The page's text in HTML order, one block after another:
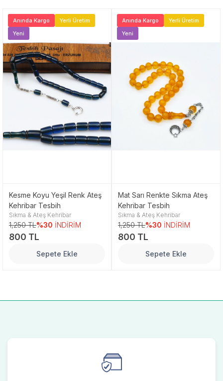
Anında Kargo
Yerli Üretim
Yeni
Kesme Koyu Yeşil Renk Ateş
Kehribar Tesbih
Sıkma & Ateş Kehribar
1,250 TL%30 İNDİRİM
800 TL
Sepete Ekle
Anında Kargo
Yerli Üretim
Yeni
Mat Sarı Renkte Sıkma Ateş
Kehribar Tesbih
Sıkma & Ateş Kehribar
1,250 TL%30 İNDİRİM
800 TL
Sepete Ekle